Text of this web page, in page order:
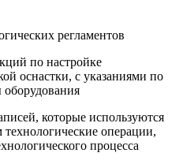
регламентов
по настройке
оснастки, с указаниями по
которые используются
операции,
процесса